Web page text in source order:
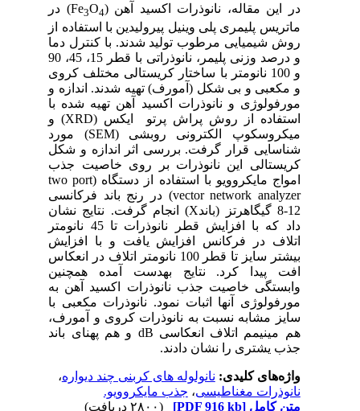
در این مقاله، نانوذرات اکسید آهن ( Fe3 O4
) در
ماتریس پلیمری پلی وینیل پیرولیدین با استفاده از
روش شیمیایی مرطوب تولید شدند. با کنترل دما
و درصد وزنی پلیمر، نانوذراتی با قطر 15، 45، 90
و 100 نانومتر با ساختار کریستالی مختلف کروی
و مکعبی و بی شکل (آمورف) تهیه شدند. اندازه و
مورفولوژی و نانوذرات اکسید آهن تهیه شده با
استفاده از روش پراش پرتو ایکس ( XRD) و
میکروسکوپ الکترونی روبشی (
SEM) مورد
شناسایی قرار گرفت. بررسی اثر اندازه و شکل
کریستالی این نانوذرات بر روی خاصیت جذب
امواج مایکروویو با استفاده از دستگاه (two port
vector network analyzer) در رنج باند فرکانسی
12-8 گیگاهرتز (باند
X) انجام گرفت. نتایج نشان
داد که با افزایش قطر نانوذرات تا 45 نانومتر
اتلاف در فرکانس افزایش یافت و با افزایش
بیشتر سایز تا قطر 100 نانومتر اتلاف در انعکاس
افت پیدا کرد. نتایج به­دست آمده همچنین
وابستگی خاصیت جذب نانوذرات اکسید آهن به
مورفولوژی آنها اثبات نمود. نانوذرات مکعبی با
سایز مشابه نسبت به نانوذرات کروی و آمورف،
هم مینیمم اتلاف انعکاسی dBو هم پهنای باند
جذب یشتری را نشان دادند.
واژه‌های کلیدی:نانولوله های کربنی چند دیواره ،
نانوذرات مغناطیسی،جذب مایکروویو.
متن کامل[PDF 916 kb]